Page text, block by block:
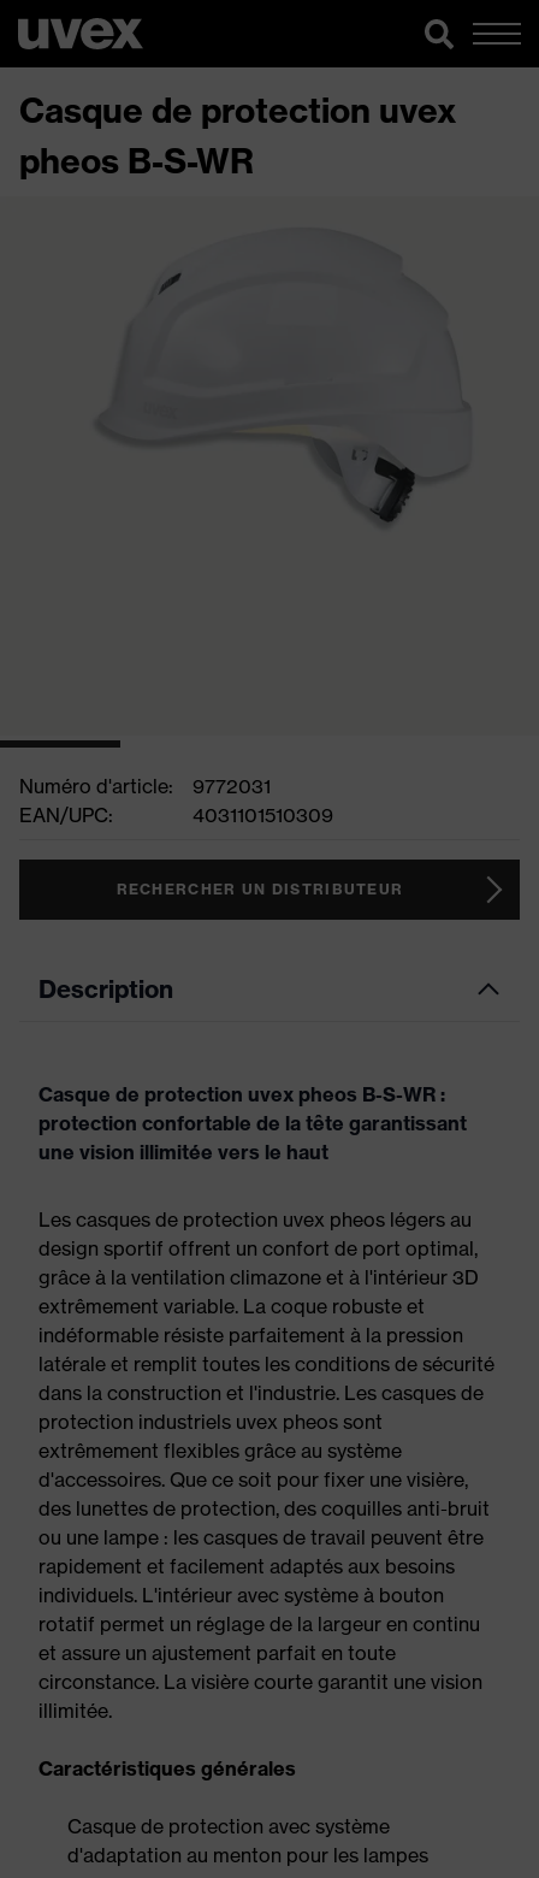
Casque de protection uvex
pheos B-S-WR
Numéro d'article:
9772031
EAN/UPC:
4031101510309
RECHERCHER UN DISTRIBUTEUR
Description
Casque de protection uvex pheos B-S-WR :
protection confortable de la tête garantissant
une vision illimitée vers le haut
Les casques de protection uvex pheos légers au
design sportif offrent un confort de port optimal,
grâce à la ventilation climazone et à l'intérieur 3D
extrêmement variable. La coque robuste et
indéformable résiste parfaitement à la pression
latérale et remplit toutes les conditions de sécurité
dans la construction et l'industrie. Les casques de
protection industriels uvex pheos sont
extrêmement flexibles grâce au système
d'accessoires. Que ce soit pour fixer une visière,
des lunettes de protection, des coquilles anti-bruit
ou une lampe : les casques de travail peuvent être
rapidement et facilement adaptés aux besoins
individuels. L'intérieur avec système à bouton
rotatif permet un réglage de la largeur en continu
et assure un ajustement parfait en toute
circonstance. La visière courte garantit une vision
illimitée.
Caractéristiques générales
Casque de protection avec système
d'adaptation au menton pour les lampes